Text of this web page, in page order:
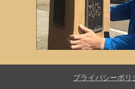
プライバシーポリ